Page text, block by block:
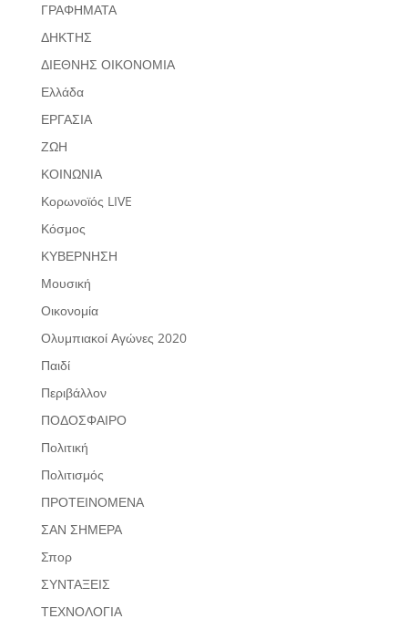
ΓΡΑΦΗΜΑΤΑ
ΔΗΚΤΗΣ
ΔΙΕΘΝΗΣ ΟΙΚΟΝΟΜΙΑ
Ελλάδα
ΕΡΓΑΣΙΑ
ΖΩΗ
ΚΟΙΝΩΝΙΑ
Κορωνοϊός LIVE
Κόσμος
ΚΥΒΕΡΝΗΣΗ
Μουσική
Οικονομία
Ολυμπιακοί Αγώνες 2020
Παιδί
Περιβάλλον
ΠΟΔΟΣΦΑΙΡΟ
Πολιτική
Πολιτισμός
ΠΡΟΤΕΙΝΟΜΕΝΑ
ΣΑΝ ΣΗΜΕΡΑ
Σπορ
ΣΥΝΤΑΞΕΙΣ
ΤΕΧΝΟΛΟΓΙΑ